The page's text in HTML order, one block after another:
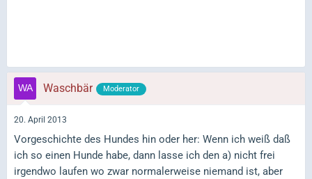
Waschbär Moderator
20. April 2013
Vorgeschichte des Hundes hin oder her: Wenn ich weiß daß
ich so einen Hunde habe, dann lasse ich den a) nicht frei
irgendwo laufen wo zwar normalerweise niemand ist, aber